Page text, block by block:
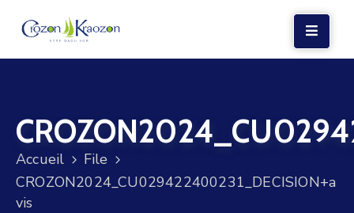
VIE
LOCALE
VIE
SOCIALE
Accueil
File
CROZON2024_CU029422400231_DECISION+a
vis